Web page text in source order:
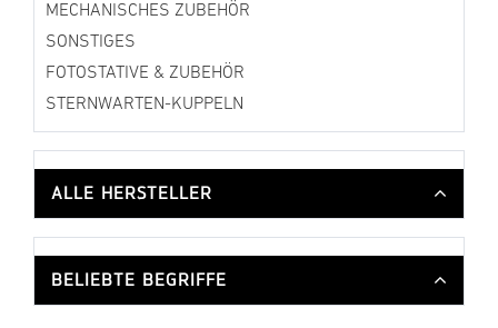
MECHANISCHES ZUBEHÖR
SONSTIGES
FOTOSTATIVE & ZUBEHÖR
STERNWARTEN-KUPPELN
ALLE HERSTELLER
BELIEBTE BEGRIFFE